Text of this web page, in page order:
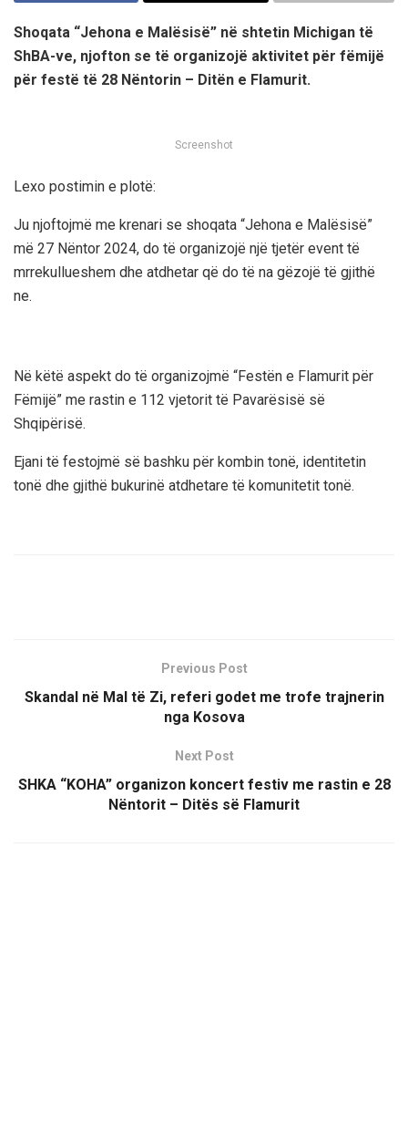
Shoqata “Jehona e Malësisë” në shtetin Michigan të
ShBA-ve, njofton se të organizojë aktivitet për fëmijë
për festë të 28 Nëntorin – Ditën e Flamurit.
Screenshot
Lexo postimin e plotë:
Ju njoftojmë me krenari se shoqata “Jehona e Malësisë”
më 27 Nëntor 2024, do të organizojë një tjetër event të
mrrekullueshem dhe atdhetar që do të na gëzojë të gjithë
ne.
Në këtë aspekt do të organizojmë “Festën e Flamurit për
Fëmijë” me rastin e 112 vjetorit të Pavarësisë së
Shqipërisë.
Ejani të festojmë së bashku për kombin tonë, identitetin
tonë dhe gjithë bukurinë atdhetare të komunitetit tonë.
Previous Post
Skandal në Mal të Zi, referi godet me trofe trajnerin
nga Kosova
Next Post
SHKA “KOHA” organizon koncert festiv me rastin e 28
Nëntorit – Ditës së Flamurit